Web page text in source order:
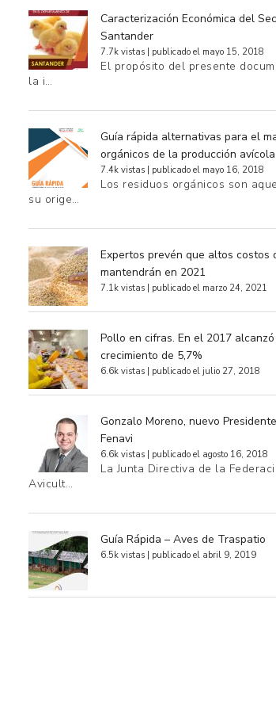
Caracterización Económica del
Santander
7.7k vistas publicado el mayo 15, 2018
El propósito del presente
la i…
Guía rápida alternativas para el
orgánicos de la producción
7.4k vistas publicado el mayo 16, 2018
Los residuos orgánicos son
su orige…
Expertos prevén que altos costos
mantendrán en 2021
7.1k vistas publicado el marzo 24, 2021
Pollo en cifras. En el 2017
crecimiento de 5,7%
6.6k vistas publicado el julio 27, 2018
Gonzalo Moreno, nuevo
Fenavi
6.6k vistas publicado el agosto 16, 2018
La Junta Directiva de la
Avicult…
Guía Rápida – Aves de Traspatio
6.5k vistas publicado el abril 9, 2019